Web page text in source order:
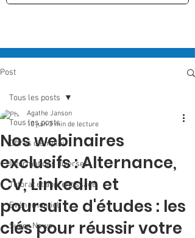
Post
Tous les posts
Offres d'emploi
Informations diverses
Tutorat et apprentissage
Evénementiel
Super News
Tous les posts
Nos webinaires
exclusifs : Alternance,
CV, LinkedIn et
poursuite d'études : les
clés pour réussir votre
Agathe Janson
10 juin 3 min de lecture